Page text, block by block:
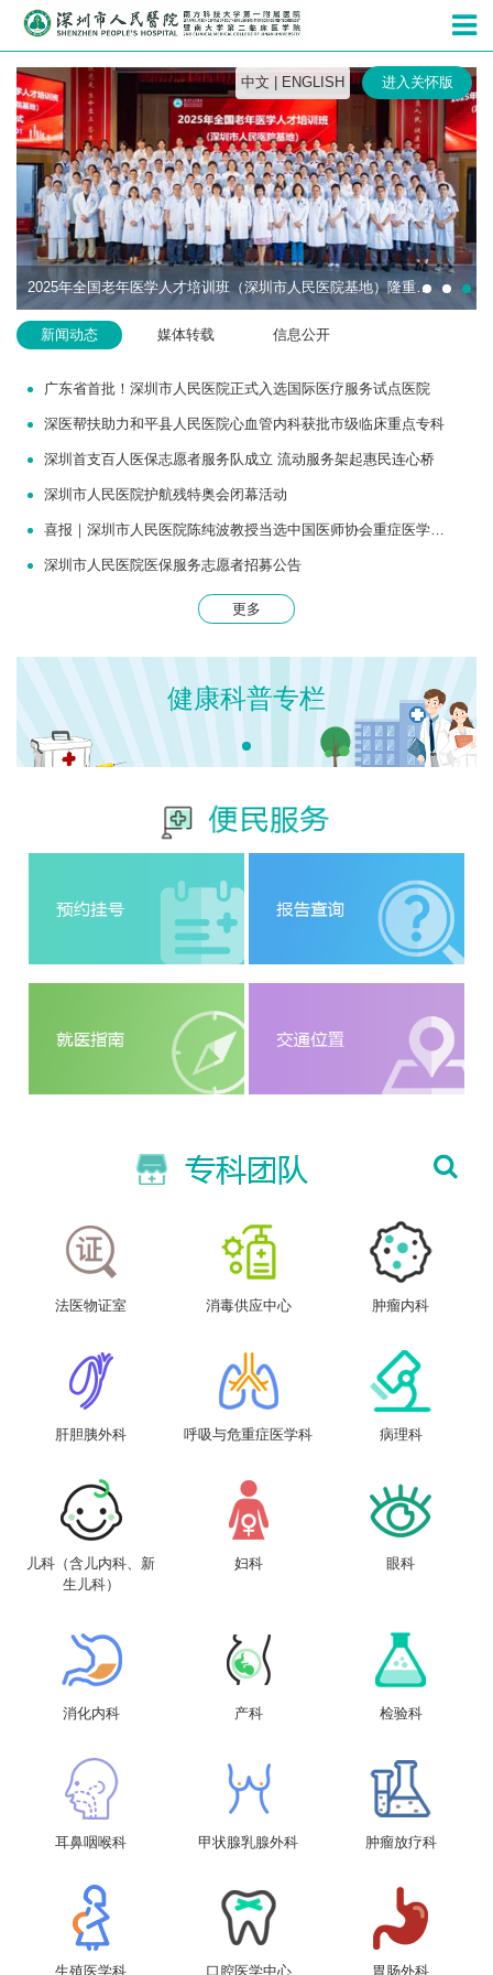
深圳市人民
中文 ENGLISH 进入关怀版
2025年全国老年医学人才培训班（深圳市人民医院基地）隆重开班
新闻动态 媒体转载 信息公开
广东省首批！深圳市人民医院正式入选国际医疗服务试点医院
深医帮扶助力和平县人民医院心血管内科获批市级临床重点专科
深圳首支百人医保志愿者服务队成立 流动服务架起惠民连心桥
深圳市人民医院护航残特奥会闭幕活动
喜报｜深圳市人民医院陈纯波教授当选中国医师协会重症医学医师分会常务委员
深圳市人民医院医保服务志愿者招募公告
更多
健康科普专栏
法医物证室 消毒供应中心 肿瘤内科
肝胆胰外科 呼吸与危重症医学科 病理科
儿科（含儿内科、新
生儿科）
妇科 眼科
消化内科 产科 检验科
耳鼻咽喉科 甲状腺乳腺外科 肿瘤放疗科
生殖医学科 口腔医学中心 胃肠外科